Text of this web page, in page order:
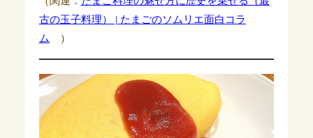
古の玉子料理） | たまごのソムリエ面白コラ
ム
）